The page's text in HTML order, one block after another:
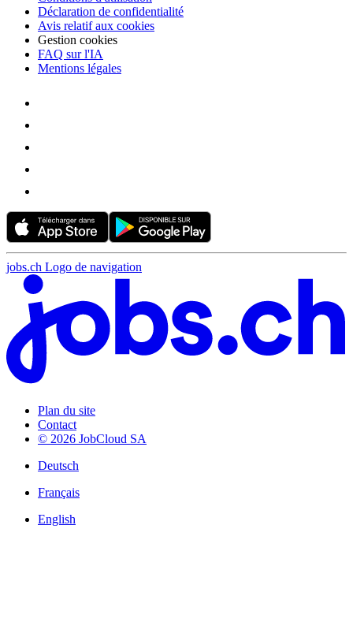
Déclaration de confidentialité
Avis relatif aux cookies
Gestion cookies
FAQ sur l'IA
Mentions légales
jobs.ch Logo de navigation
Plan du site
Contact
© 2026 JobCloud SA
Deutsch
Français
English